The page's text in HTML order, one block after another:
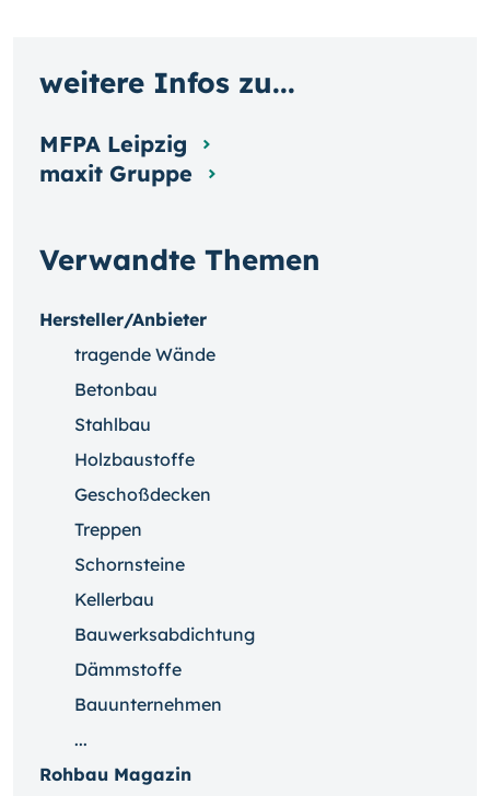
Verwandte Themen
Hersteller/Anbieter
tragende Wände
Betonbau
Stahlbau
Holzbaustoffe
Geschoßdecken
Treppen
Schornsteine
Kellerbau
Bauwerksabdichtung
Dämmstoffe
Bauunternehmen
...
Rohbau Magazin
weitere Infos zu...
MFPA Leipzig
maxit Gruppe